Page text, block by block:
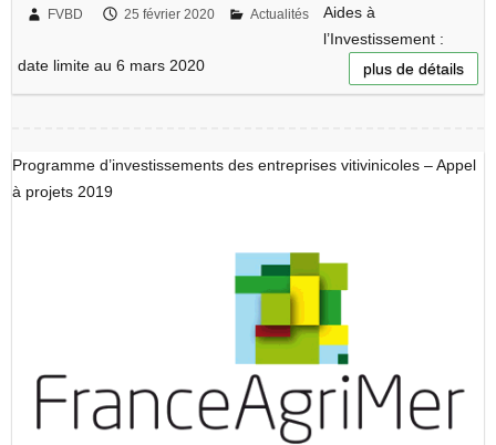
FVBD 25 février 2020 Actualités
Aides à
l’Investissement :
date limite au 6 mars 2020
plus de détails
Programme d’investissements des entreprises vitivinicoles – Appel
à projets 2019